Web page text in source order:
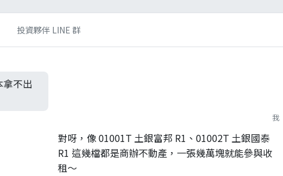
投資夥伴 LINE 群
拿不出
我
對呀，像 01001T 土銀富邦 R1、01002T 土銀國泰
R1 這幾檔都是商辦不動產，一張幾萬塊就能參與收
租～